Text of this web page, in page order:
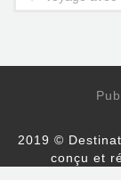
2019 ©
conçu et